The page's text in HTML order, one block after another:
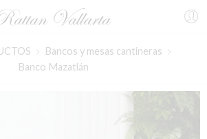
Bancos y mesas cantineras
Banco Mazatlán